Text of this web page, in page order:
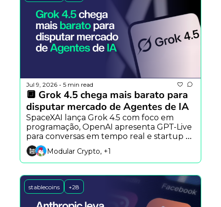
Jul 9, 2026 • 5 min read
🔲 Grok 4.5 chega mais barato para
disputar mercado de Agentes de IA
SpaceXAI lança Grok 4.5 com foco em
programação, OpenAI apresenta GPT-Live
para conversas em tempo real e startup
aposta em modelos-base para acelerar a
robótica.Modular Crypto, +1
stablecoins +28